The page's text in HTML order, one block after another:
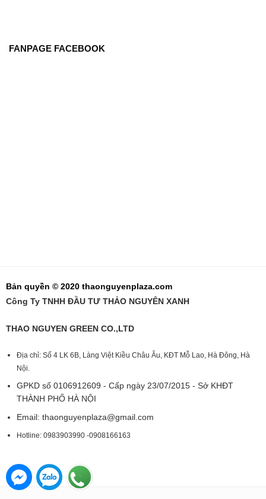
FANPAGE FACEBOOK
Bản quyền © 2020 thaonguyenplaza.com
Công Ty TNHH ĐẦU TƯ THẢO NGUYÊN XANH
THAO NGUYEN GREEN CO.,LTD
Địa chỉ: Số 4 LK 6B, Làng Việt Kiều Châu Âu, KĐT Mỗ Lao, Hà Đông, Hà
Nội.
GPKD số 0106912609 - Cấp ngày 23/07/2015 - Sở KHĐT
THÀNH PHỐ HÀ NỘI
Email: thaonguyenplaza@gmail.com
Hotline: 0983903990 -0908166163